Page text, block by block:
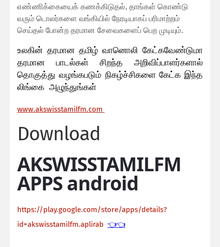
எண்ணிக்கையைக் கணக்கிடுதல், தாங்கள் கொண்டு
வரும் டொலர்களை வங்கியில் நேரடியாகப் பரிமாற்றம்
செய்தல் போன்ற தரமான சேவைகளைப் பெற முடியும்.
உலகின் தரமான தமிழ் வானொலி கேட்கவேண்டுமா
தரமான பாடல்கள் சிறந்த அறிவிப்பாளர்களால்
தொகுத்து வழங்கபடும் நிகழ்ச்சிகளை கேட்க இந்த
லிங்கை அழுந்துங்கள்
www.akswisstamilfm.com
Download
AKSWISSTAMILFM
APPS android
https://play.google.com/store/apps/details?
id=akswisstamilfm.aplirab 👈👈